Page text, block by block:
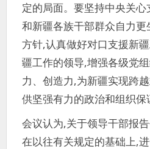
定的局面。要坚持中央关
和新疆各族干部群众自力
方针,认真做好对口支援新
疆工作的领导,增强各级党
力、创造力,为新疆实现跨
供坚强有力的政治和组织保
会议认为,关于领导干部报
在以往有关规定的基础上,